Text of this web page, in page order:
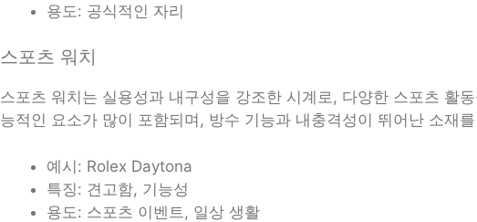
용도: 공식적인 자리
스포츠 워치
스포츠 워치는 실용성과 내구성을 강조한 시계로, 다양한 스포츠 활
능적인 요소가 많이 포함되며, 방수 기능과 내충격성이 뛰어난 소재
예시: Rolex Daytona
특징: 견고함, 기능성
용도: 스포츠 이벤트, 일상 생활